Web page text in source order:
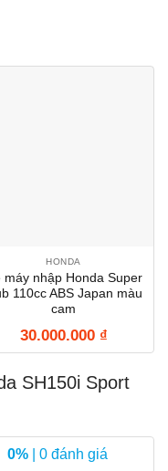
HONDA
máy nhập Honda Super
110cc ABS Japan màu
cam
30.000.000 ₫
SH150i Sport
0% | 0 đánh giá